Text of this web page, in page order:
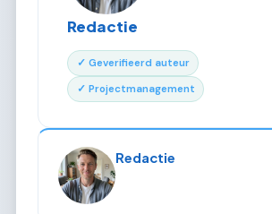
Redactie
✓ Geverifieerd auteur
✓ Projectmanagement
Redactie